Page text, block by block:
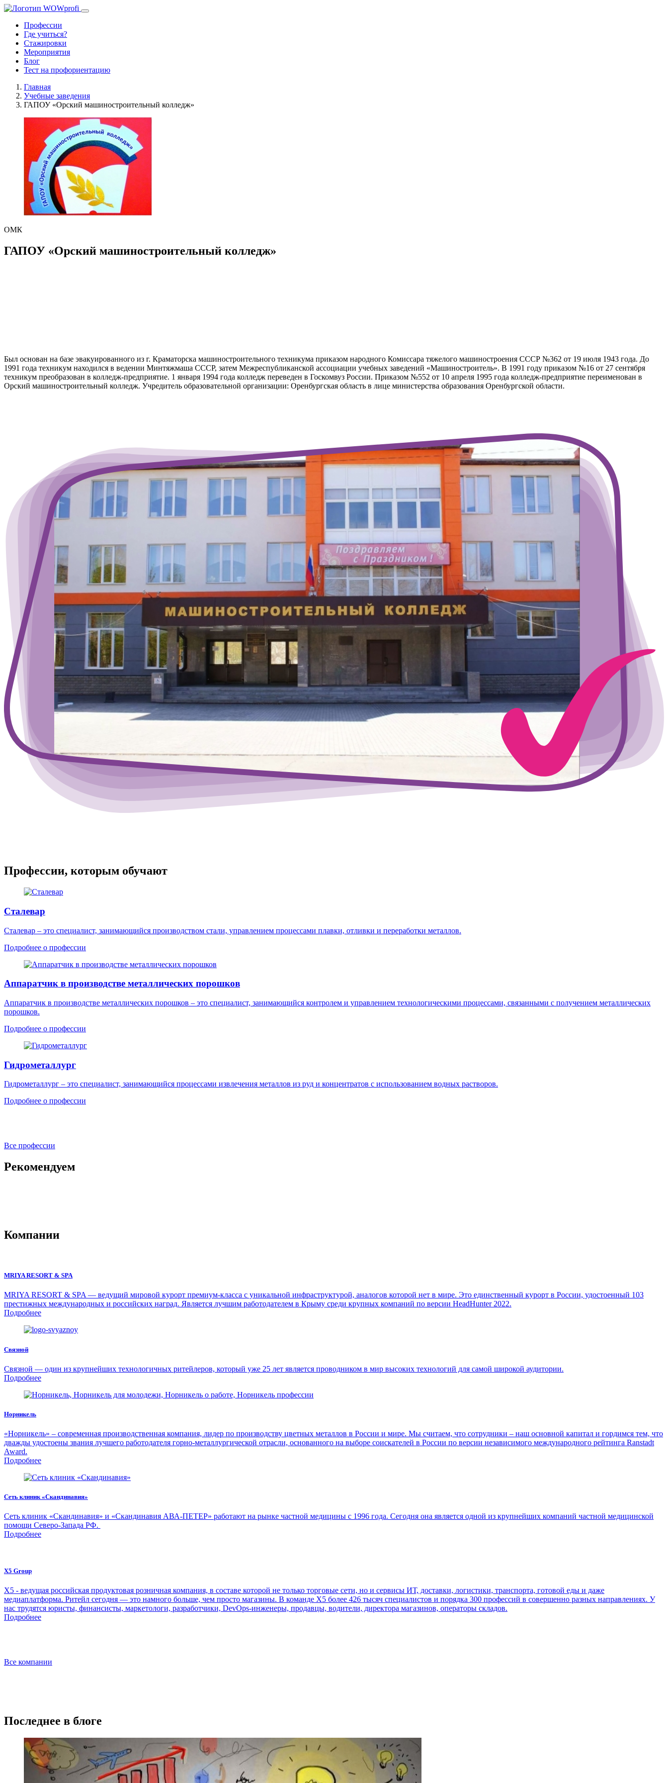
Профессии
Где учиться?
Стажировки
Мероприятия
Блог
Тест на профориентацию
Главная
Учебные заведения
ГАПОУ «Орский машиностроительный колледж»
ОМК
ГАПОУ «Орский машиностроительный колледж»
Был основан на базе эвакуированного из г. Краматорска машиностроительного техникума приказом народного Комиссара тяжелого машиностроения СССР №362 от 19 июля 1943 года. До
1991 года техникум находился в ведении Минтяжмаша СССР, затем Межреспубликанской ассоциации учебных заведений «Машиностроитель». В 1991 году приказом №16 от 27 сентября
техникум преобразован в колледж-предприятие. 1 января 1994 года колледж переведен в Госкомвуз России. Приказом №552 от 10 апреля 1995 года колледж-предприятие переименован в
Орский машиностроительный колледж. Учредитель образовательной организации: Оренбургская область в лице министерства образования Оренбургской области.
Профессии, которым обучают
Сталевар
Сталевар – это специалист, занимающийся производством стали, управлением процессами плавки, отливки и переработки металлов.
Подробнее о профессии
Аппаратчик в производстве металлических порошков
Аппаратчик в производстве металлических порошков – это специалист, занимающийся контролем и управлением технологическими процессами, связанными с получением металлических
порошков.
Подробнее о профессии
Гидрометаллург
Гидрометаллург – это специалист, занимающийся процессами извлечения металлов из руд и концентратов с использованием водных растворов.
Подробнее о профессии
Все профессии
Рекомендуем
Компании
MRIYA RESORT & SPA
MRIYA RESORT & SPA — ведущий мировой курорт премиум-класса с уникальной инфраструктурой, аналогов которой нет в мире. Это единственный курорт в России, удостоенный 103
престижных международных и российских наград. Является лучшим работодателем в Крыму среди крупных компаний по версии HeadHunter 2022.
Подробнее
Связной
Связной — один из крупнейших технологичных ритейлеров, который уже 25 лет является проводником в мир высоких технологий для самой широкой аудитории.
Подробнее
Норникель
«Норникель» – современная производственная компания, лидер по производству цветных металлов в России и мире. Мы считаем, что сотрудники – наш основной капитал и гордимся тем, что
дважды удостоены звания лучшего работодателя горно-металлургической отрасли, основанного на выборе соискателей в России по версии независимого международного рейтинга Ranstadt
Award.
Подробнее
Сеть клиник «Скандинавия»
Сеть клиник «Скандинавия» и «Скандинавия АВА-ПЕТЕР» работают на рынке частной медицины с 1996 года. Сегодня она является одной из крупнейших компаний частной медицинской
помощи Северо-Запада РФ.
Подробнее
X5 Group
Х5 - ведущая российская продуктовая розничная компания, в составе которой не только торговые сети, но и сервисы ИТ, доставки, логистики, транспорта, готовой еды и даже
медиаплатформа. Ритейл сегодня — это намного больше, чем просто магазины. В команде Х5 более 426 тысяч специалистов и порядка 300 профессий в совершенно разных направлениях. У
нас трудятся юристы, финансисты, маркетологи, разработчики, DevOps-инженеры, продавцы, водители, директора магазинов, операторы складов.
Подробнее
Все компании
Последнее в блоге